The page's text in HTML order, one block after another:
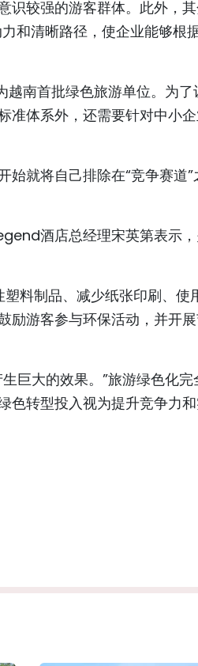
识较强的游客群体。此外，
和清晰路径，使企业能够根
南首批绿色旅游单位。为了
准体系外，还需要针对中小
就将自己排除在“竞争赛道”
酒店总经理宋英第表示
料制品、减少纸张印刷、使
励游客参与环保活动，并开
巨大的效果。”旅游绿色化完
色转型投入视为提升竞争力